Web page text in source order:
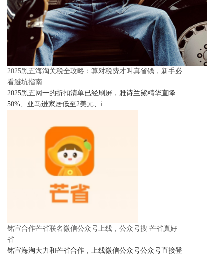
2025黑五海淘关税全攻略：算对税费才叫真省钱，新手必
看避坑指南
2025黑五网一的折扣清单已经刷屏，雅诗兰黛精华直降
50%、亚马逊家居低至2美元、i..
铭宣合作芒省联名微信公众号上线，公众号搜 芒省真好
省
铭宣海淘大力和芒省合作，上线微信公众号公众号直接登